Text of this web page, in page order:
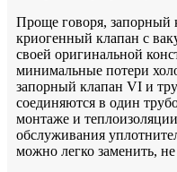
Проще говоря, запорный
криогенный клапан с
своей оригинальной
минимальные потери
запорный клапан VI и
соединяются в один
монтаже и
обслуживания
можно легко заменить,